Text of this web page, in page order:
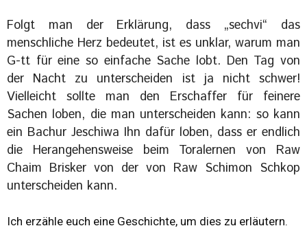
Folgt man der Erklärung, dass „sechvi“ das
menschliche Herz bedeutet, ist es unklar, warum man
G-tt für eine so einfache Sache lobt. Den Tag von
der Nacht zu unterscheiden ist ja nicht schwer!
Vielleicht sollte man den Erschaffer für feinere
Sachen loben, die man unterscheiden kann: so kann
ein Bachur Jeschiwa Ihn dafür loben, dass er endlich
die Herangehensweise beim Toralernen von Raw
Chaim Brisker von der von Raw Schimon Schkop
unterscheiden kann.
Ich erzähle euch eine Geschichte, um dies zu erläutern.